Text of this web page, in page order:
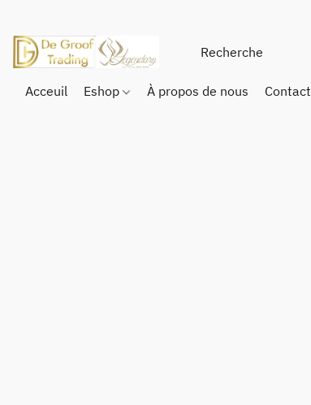
Acceuil Eshop À propos de nous Contact